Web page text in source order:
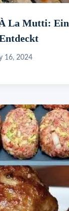
La Mutti: Ein
16, 2024